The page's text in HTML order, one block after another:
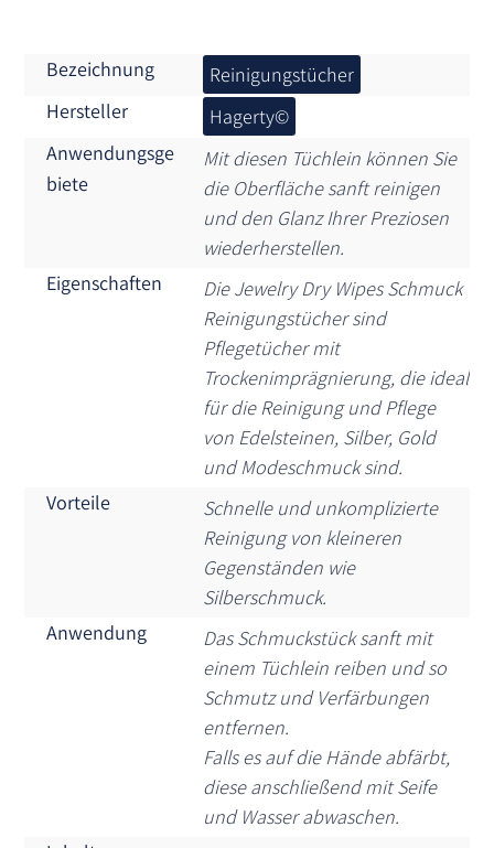
Bezeichnung
Reinigungstücher
Hersteller
Hagerty©
Anwendungsge
biete
Mit diesen Tüchlein können Sie
die Oberfläche sanft reinigen
und den Glanz Ihrer Preziosen
wiederherstellen.
Eigenschaften
Die Jewelry Dry Wipes Schmuck
Reinigungstücher sind
Pflegetücher mit
Trockenimprägnierung, die ideal
für die Reinigung und Pflege
von Edelsteinen, Silber, Gold
und Modeschmuck sind.
Vorteile
Schnelle und unkomplizierte
Reinigung von kleineren
Gegenständen wie
Silberschmuck.
Anwendung
Das Schmuckstück sanft mit
einem Tüchlein reiben und so
Schmutz und Verfärbungen
entfernen.
Falls es auf die Hände abfärbt,
diese anschließend mit Seife
und Wasser abwaschen.